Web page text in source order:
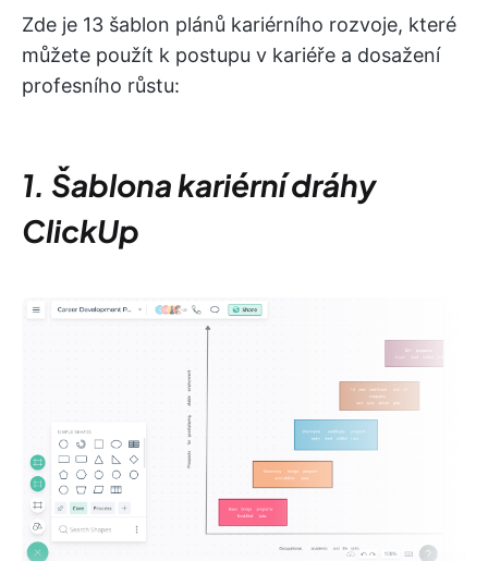
Zde je 13 šablon plánů kariérního rozvoje, které
můžete použít k postupu v kariéře a dosažení
profesního růstu:
1. Šablona kariérní dráhy
ClickUp